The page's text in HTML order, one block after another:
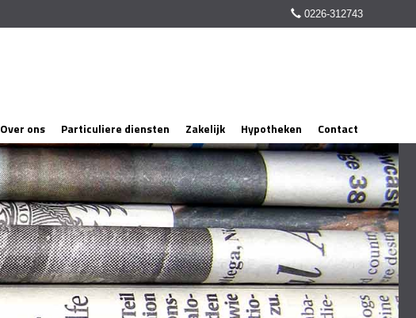
0226-312743
Over ons Particuliere diensten Zakelijk Hypotheken Contact